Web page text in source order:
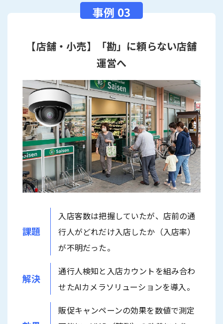
【店舗・小売】「勘」に頼らない店舗
運営へ
課題
入店客数は把握していたが、店前の通
行人がどれだけ入店したか（入店率）
が不明だった。
解決
通行人検知と入店カウントを組み合わ
せたAIカメラソリューションを導入。
販促キャンペーンの効果を数値で測定